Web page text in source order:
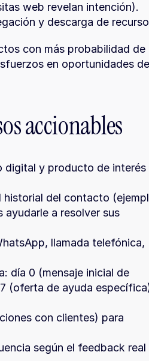
web revelan intención).
y descarga de
con más probabilidad de
en oportunidades de
accionables
digital y producto de interés
historial del contacto
ayudarle a resolver sus
llamada telefónica,
día 0 (mensaje inicial de
(oferta de ayuda
con clientes) para
según el feedback real